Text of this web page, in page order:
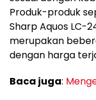
Produk-produk
Sharp Aquos LC-
merupakan
dengan harga
Baca juga: